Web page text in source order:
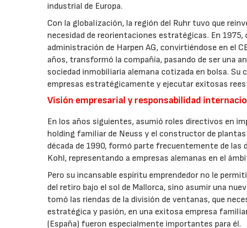
industrial de Europa.
Con la globalización, la región del Ruhr tuvo que
necesidad de reorientaciones estratégicas. En
administración de Harpen AG, convirtiéndose en el
años, transformó la compañía, pasando de ser una
sociedad inmobiliaria alemana cotizada en bolsa.
empresas estratégicamente y ejecutar exitosas
Visión empresarial y responsabilidad
En los años siguientes, asumió roles directivos en
holding familiar de Neuss y el constructor de
década de 1990, formó parte frecuentemente de
Kohl, representando a empresas alemanas en el
Pero su incansable espíritu emprendedor no le
del retiro bajo el sol de Mallorca, sino asumir una
tomó las riendas de la división de ventanas, que
estratégica y pasión, en una exitosa empresa
(España) fueron especialmente importantes para él.